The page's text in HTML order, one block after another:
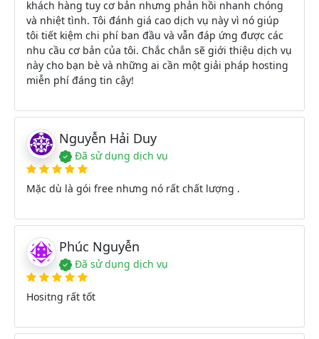
khách hàng tuy cơ bản nhưng phản hồi nhanh chóng
và nhiệt tình. Tôi đánh giá cao dịch vụ này vì nó giúp
tôi tiết kiệm chi phí ban đầu và vẫn đáp ứng được các
nhu cầu cơ bản của tôi. Chắc chắn sẽ giới thiệu dịch vụ
này cho bạn bè và những ai cần một giải pháp hosting
miễn phí đáng tin cậy!
Nguyễn Hải Duy
Đã sử dụng dịch vụ
Mặc dù là gói free nhưng nó rất chất lượng .
Phúc Nguyễn
Đã sử dụng dịch vụ
Hositng rất tốt